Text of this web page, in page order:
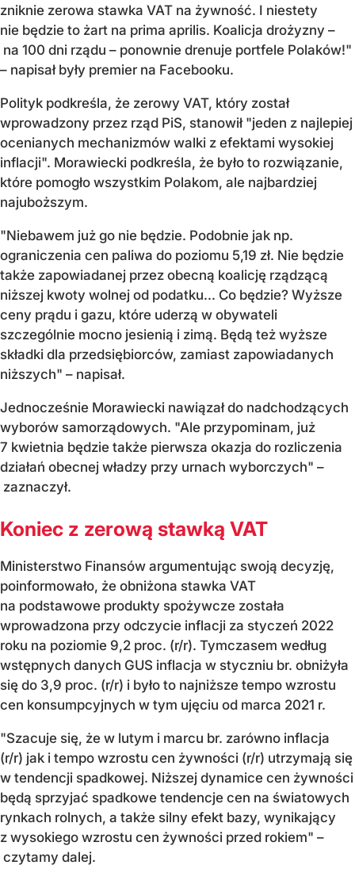
zniknie zerowa stawka VAT na żywność. I niestety
nie będzie to żart na prima aprilis. Koalicja drożyzny –
na 100 dni rządu – ponownie drenuje portfele Polaków!"
– napisał były premier na Facebooku.
Polityk podkreśla, że zerowy VAT, który został
wprowadzony przez rząd PiS, stanowił "jeden z najlepiej
ocenianych mechanizmów walki z efektami wysokiej
inflacji". Morawiecki podkreśla, że było to rozwiązanie,
które pomogło wszystkim Polakom, ale najbardziej
najuboższym.
"Niebawem już go nie będzie. Podobnie jak np.
ograniczenia cen paliwa do poziomu 5,19 zł. Nie będzie
także zapowiadanej przez obecną koalicję rządzącą
niższej kwoty wolnej od podatku... Co będzie? Wyższe
ceny prądu i gazu, które uderzą w obywateli
szczególnie mocno jesienią i zimą. Będą też wyższe
składki dla przedsiębiorców, zamiast zapowiadanych
niższych" – napisał.
Jednocześnie Morawiecki nawiązał do nadchodzących
wyborów samorządowych. "Ale przypominam, już
7 kwietnia będzie także pierwsza okazja do rozliczenia
działań obecnej władzy przy urnach wyborczych" –
zaznaczył.
Koniec z zerową stawką VAT
Ministerstwo Finansów argumentując swoją decyzję,
poinformowało, że obniżona stawka VAT
na podstawowe produkty spożywcze została
wprowadzona przy odczycie inflacji za styczeń 2022
roku na poziomie 9,2 proc. (r/r). Tymczasem według
wstępnych danych GUS inflacja w styczniu br. obniżyła
się do 3,9 proc. (r/r) i było to najniższe tempo wzrostu
cen konsumpcyjnych w tym ujęciu od marca 2021 r.
"Szacuje się, że w lutym i marcu br. zarówno inflacja
(r/r) jak i tempo wzrostu cen żywności (r/r) utrzymają się
w tendencji spadkowej. Niższej dynamice cen żywności
będą sprzyjać spadkowe tendencje cen na światowych
rynkach rolnych, a także silny efekt bazy, wynikający
z wysokiego wzrostu cen żywności przed rokiem" –
czytamy dalej.